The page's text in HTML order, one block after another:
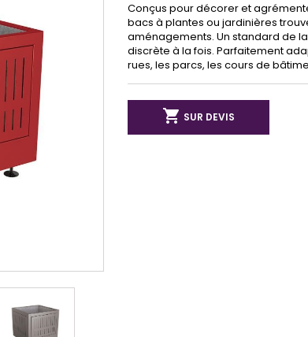
Conçus pour décorer et
bacs à plantes ou jardinières
aménagements. Un standard de
discrète à la fois. Parfaitement
rues, les parcs, les cours de
 SUR DEVIS